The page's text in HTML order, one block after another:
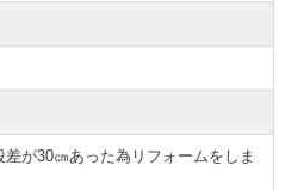
が30㎝あった為リフォームをしま